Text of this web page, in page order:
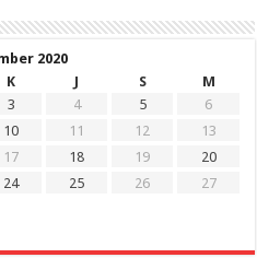
2020
K J S
M
3 4 5
6
10 11 12
13
17 18 19
20
24 25 26
27